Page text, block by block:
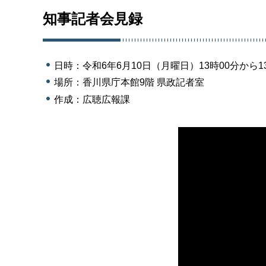
知事記者会見録
日時：令和6年6月10日（月曜日）13時00分から
場所：香川県庁本館9階 県政記者室
作成：広聴広報課